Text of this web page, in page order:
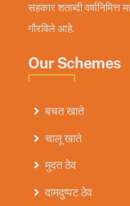
सहकार शताब्दी वर्षानिमित्त
गौरविले आहे.
Our Schemes
बचत खाते
चालू खाते
मुदत ठेव
दामदुप्पट ठेव